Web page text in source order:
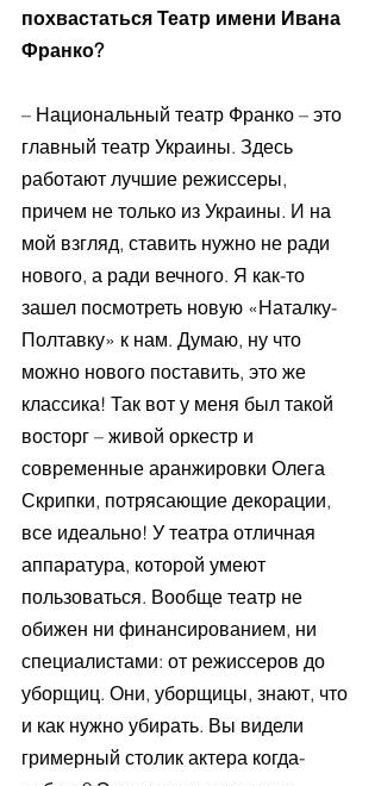
похвастаться Театр имени Ивана
Франко?
– Национальный театр Франко – это
главный театр Украины. Здесь
работают лучшие режиссеры,
причем не только из Украины. И на
мой взгляд, ставить нужно не ради
нового, а ради вечного. Я как-то
зашел посмотреть новую «Наталку-
Полтавку» к нам. Думаю, ну что
можно нового поставить, это же
классика! Так вот у меня был такой
восторг – живой оркестр и
современные аранжировки Олега
Скрипки, потрясающие декорации,
все идеально! У театра отличная
аппаратура, которой умеют
пользоваться. Вообще театр не
обижен ни финансированием, ни
специалистами: от режиссеров до
уборщиц. Они, уборщицы, знают, что
и как нужно убирать. Вы видели
гримерный столик актера когда-